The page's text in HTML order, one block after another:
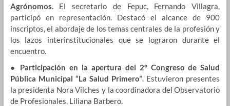
Agrónomos.El secretario de Fepuc, Fernando Villagra,
participó en representación. Destacó el alcance de 900
inscriptos, el abordaje de los temas centrales de la profesión y
los lazos interinstitucionales que se lograron durante el
encuentro.
● Participación en la apertura del 2° Congreso de Salud
Pública Municipal “La Salud Primero”. Estuvieron presentes
la presidenta Nora Vilches y la coordinadora del Observatorio
de Profesionales, Liliana Barbero.